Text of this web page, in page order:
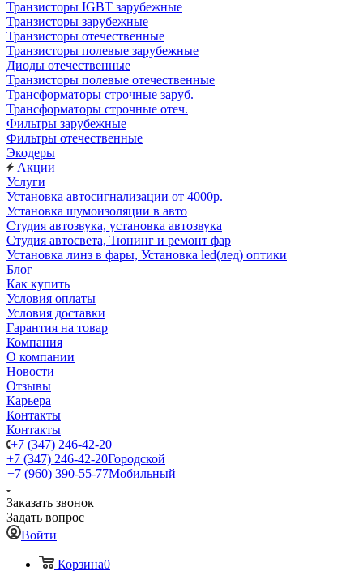
Транзисторы IGBT зарубежные
Транзисторы зарубежные
Транзисторы отечественные
Транзисторы полевые зарубежные
Диоды отечественные
Транзисторы полевые отечественные
Трансформаторы строчные заруб.
Трансформаторы строчные отеч.
Фильтры зарубежные
Фильтры отечественные
Экодеры
Акции
Услуги
Установка автосигнализации от 4000р.
Установка шумоизоляции в авто
Студия автозвука, установка автозвука
Студия автосвета, Тюнинг и ремонт фар
Установка линз в фары, Установка led(лед) оптики
Блог
Как купить
Условия оплаты
Условия доставки
Гарантия на товар
Компания
О компании
Новости
Отзывы
Карьера
Контакты
Контакты
+7 (347) 246-42-20
+7 (347) 246-42-20Городской
+7 (960) 390-55-77Мобильный
Заказать звонок
Задать вопрос
Войти
Корзина0